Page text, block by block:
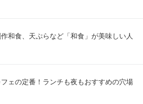
和食、天ぷらなど「和食」が美味しい人
ェの定番！ランチも夜もおすすめの穴場